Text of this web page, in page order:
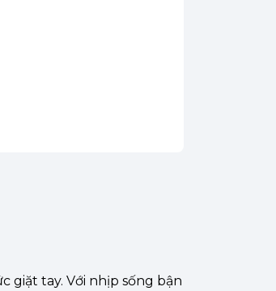
giặt tay. Với nhịp sống bận